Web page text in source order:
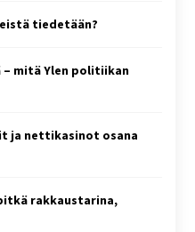
tiedetään?
mitä Ylen politiikan
ja nettikasinot osana
rakkaustarina,